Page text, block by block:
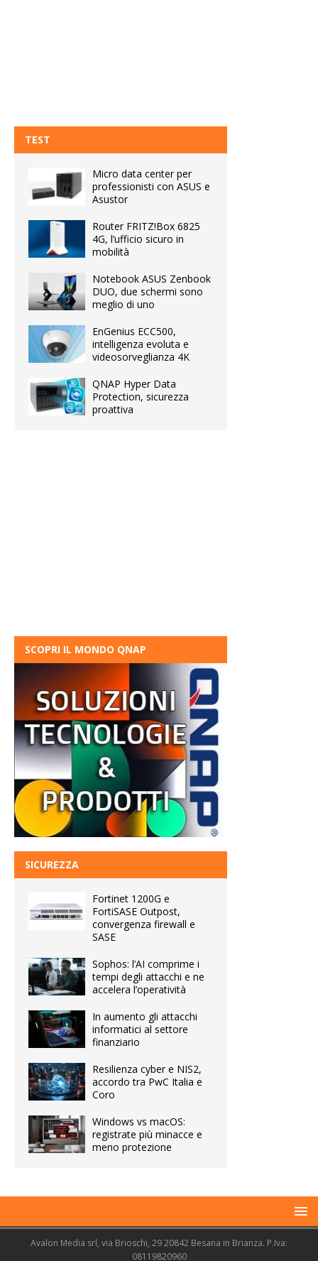
TEST
Micro data center per
professionisti con ASUS e
Asustor
Router FRITZ!Box 6825
4G, l’ufficio sicuro in
mobilità
Notebook ASUS Zenbook
DUO, due schermi sono
meglio di uno
EnGenius ECC500,
intelligenza evoluta e
videosorveglianza 4K
QNAP Hyper Data
Protection, sicurezza
proattiva
SCOPRI IL MONDO QNAP
SICUREZZA
Fortinet 1200G e
FortiSASE Outpost,
convergenza firewall e
SASE
Sophos: l’AI comprime i
tempi degli attacchi e ne
accelera l’operatività
In aumento gli attacchi
informatici al settore
finanziario
Resilienza cyber e NIS2,
accordo tra PwC Italia e
Coro
Windows vs macOS:
registrate più minacce e
meno protezione
Avalon Media srl, via Brioschi, 29 20842 Besana in Brianza. P.Iva:
08119820960